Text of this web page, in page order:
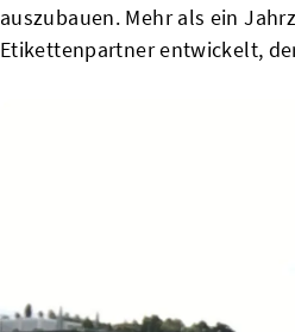
auszubauen. Mehr als ein
Etikettenpartner entwickelt,